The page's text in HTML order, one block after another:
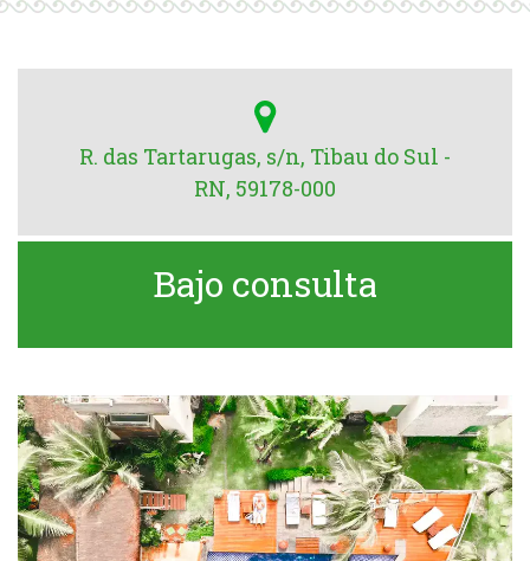
R. das Tartarugas, s/n, Tibau do Sul -
RN, 59178-000
Bajo consulta